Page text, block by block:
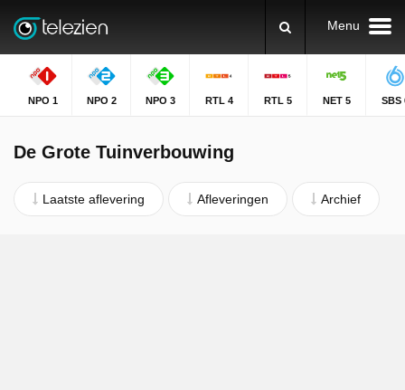
Menu
NPO 1 NPO 2 NPO 3 RTL 4 RTL 5 NET 5 SBS
De Grote Tuinverbouwing
Laatste aflevering Afleveringen Archief